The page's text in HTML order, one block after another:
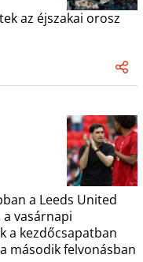
az éjszakai orosz
a Leeds United
vasárnapi
a kezdőcsapatban
második felvonásban